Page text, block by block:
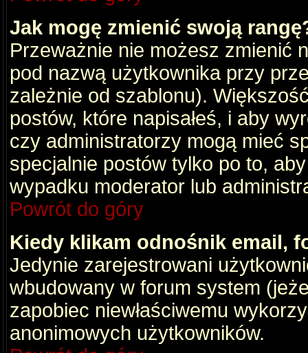
Jak mogę zmienić swoją
Przeważnie nie możesz zmienić
pod nazwą użytkownika przy
zależnie od szablonu).
postów, które napisałeś, i aby
czy administratorzy mogą mieć
specjalnie postów tylko po to,
wypadku moderator lub
Powrót do góry
Kiedy klikam odnośnik email,
Jedynie zarejestrowani
wbudowany w forum system
zapobiec niewłaściwemu
anonimowych użytkowników.